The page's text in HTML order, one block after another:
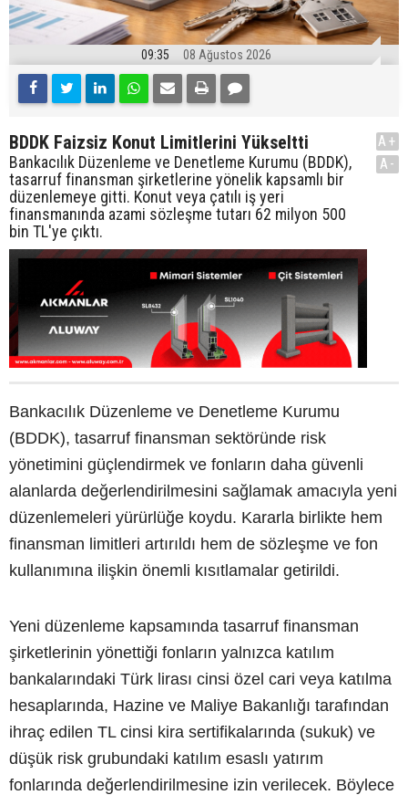
09:35 08 Ağustos 2026
BDDK Faizsiz Konut Limitlerini Yükseltti
Bankacılık Düzenleme ve Denetleme Kurumu (BDDK),
tasarruf finansman şirketlerine yönelik kapsamlı bir
düzenlemeye gitti. Konut veya çatılı iş yeri
finansmanında azami sözleşme tutarı 62 milyon 500
bin TL'ye çıktı.
A+
A-
Bankacılık Düzenleme ve Denetleme Kurumu
(BDDK), tasarruf finansman sektöründe risk
yönetimini güçlendirmek ve fonların daha güvenli
alanlarda değerlendirilmesini sağlamak amacıyla yeni
düzenlemeleri yürürlüğe koydu. Kararla birlikte hem
finansman limitleri artırıldı hem de sözleşme ve fon
kullanımına ilişkin önemli kısıtlamalar getirildi.
Yeni düzenleme kapsamında tasarruf finansman
şirketlerinin yönettiği fonların yalnızca katılım
bankalarındaki Türk lirası cinsi özel cari veya katılma
hesaplarında, Hazine ve Maliye Bakanlığı tarafından
ihraç edilen TL cinsi kira sertifikalarında (sukuk) ve
düşük risk grubundaki katılım esaslı yatırım
fonlarında değerlendirilmesine izin verilecek. Böylece